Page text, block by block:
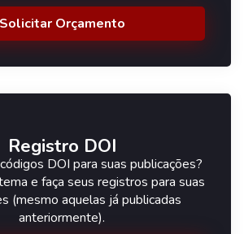
Solicitar Orçamento
Registro DOI
DOI para suas publicações?
e faça seus registros para suas
(mesmo aquelas já publicadas
anteriormente).